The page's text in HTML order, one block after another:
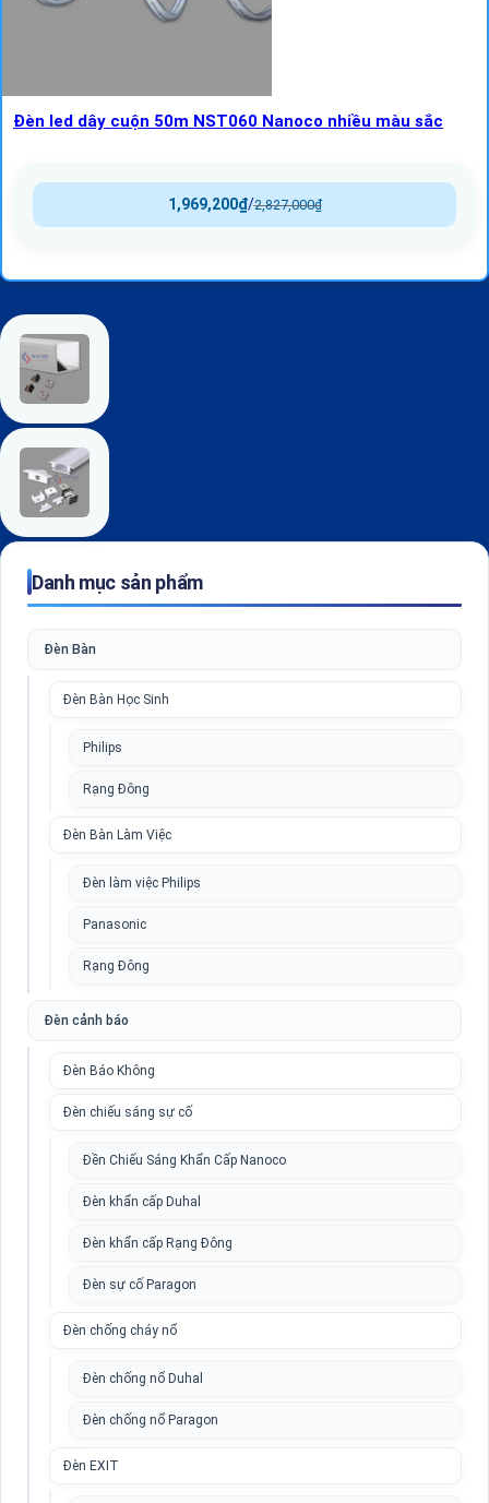
Đèn led dây cuộn 50m NST060 Nanoco nhiều màu sắc
2,827,000₫
/
1,969,200₫
Danh mục sản phẩm
Đèn Bàn
Đèn Bàn Học Sinh
Philips
Rạng Đông
Đèn Bàn Làm Việc
Đèn làm việc Philips
Panasonic
Rạng Đông
Đèn cảnh báo
Đèn Báo Không
Đèn chiếu sáng sự cố
Đền Chiếu Sáng Khẩn Cấp Nanoco
Đèn khẩn cấp Duhal
Đèn khẩn cấp Rạng Đông
Đèn sự cố Paragon
Đèn chống cháy nổ
Đèn chống nổ Duhal
Đèn chống nổ Paragon
Đèn EXIT